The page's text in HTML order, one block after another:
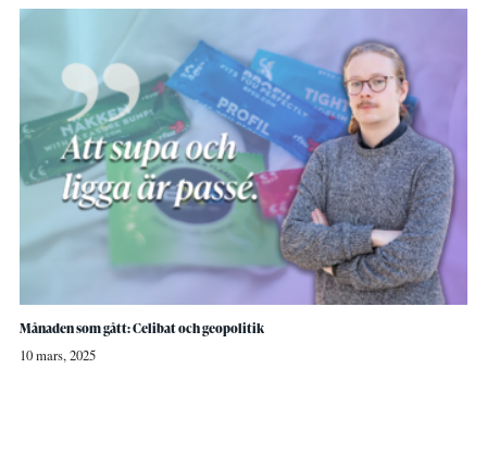
Månaden som gått: Celibat och geopolitik
10 mars, 2025